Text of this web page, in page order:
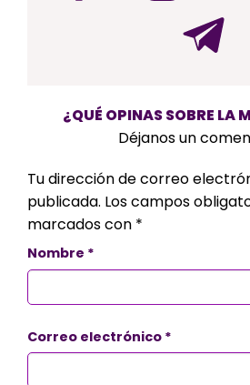
¿QUÉ OPINAS SOBRE LA
Déjanos un
Tu dirección de correo
publicada. Los campos
marcados con *
Nombre *
Correo electrónico *